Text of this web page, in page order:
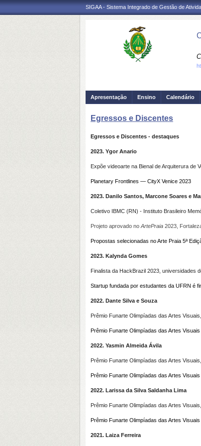
SIGAA - Sistema Integrado de Gestão de
Apresentação Ensino Calendário
Egressos e Discentes
Egressos e Discentes - destaques
2023. Ygor Anario
Expõe videoarte na Bienal de Arquiterura de
Planetary Frontlines — CityX Venice 2023
2023. Danilo Santos, Marcone Soares e
Coletivo IBMC (RN) - Instituto Brasileiro
Projeto aprovado no ArtePraia 2023,
Propostas selecionadas no Arte Praia 5ª
2023. Kalynda Gomes
Finalista da HackBrazil 2023, universidades
Startup fundada por estudantes da UFRN é
2022. Dante Silva e Souza
Prêmio Funarte Olimpíadas das Artes
Prêmio Funarte Olimpíadas das Artes
2022. Yasmin Almeida Ávila
Prêmio Funarte Olimpíadas das Artes
Prêmio Funarte Olimpíadas das Artes
2022. Larissa da Silva Saldanha Lima
Prêmio Funarte Olimpíadas das Artes
Prêmio Funarte Olimpíadas das Artes
2021. Laiza Ferreira